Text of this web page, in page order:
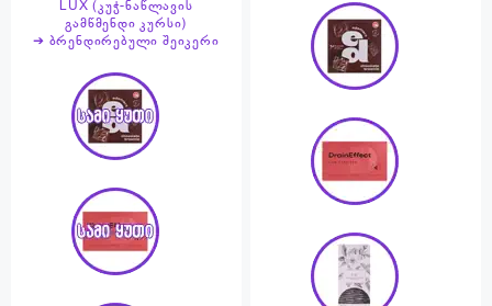
LUX (კუჭ-ნაწლავის
გამწმენდი კურსი)
➔ ბრენდირებული შეიკერი